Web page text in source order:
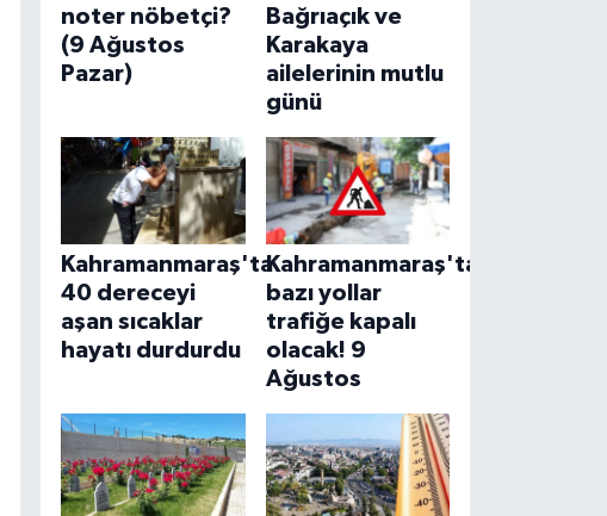
noter nöbetçi?
(9 Ağustos
Pazar)
Bağrıaçık ve
Karakaya
ailelerinin mutlu
günü
Kahramanmaraş'ta
40 dereceyi
aşan sıcaklar
hayatı durdurdu
Kahramanmaraş'ta
bazı yollar
trafiğe kapalı
olacak! 9
Ağustos